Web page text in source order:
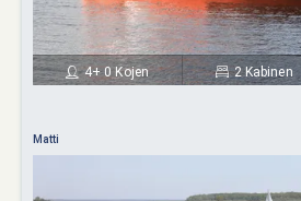
4+ 0 Kojen 2 Kabinen
Matti